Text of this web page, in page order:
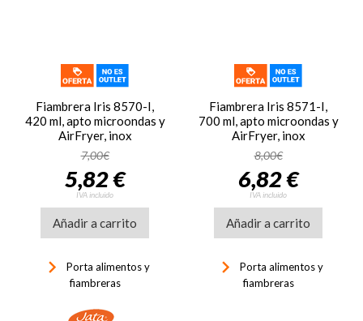
Fiambrera Iris 8570-I,
420 ml, apto microondas y
AirFryer, inox
7,00€
5,82 €
IVA incluido
Añadir a carrito
keyboard_arrow_right
Porta alimentos y
fiambreras
Fiambrera Iris 8571-I,
700 ml, apto microondas y
AirFryer, inox
8,00€
6,82 €
IVA incluido
Añadir a carrito
keyboard_arrow_right
Porta alimentos y
fiambreras